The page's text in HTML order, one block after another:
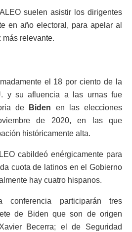
suelen asistir los dirigentes
en año electoral, para apelar al
más relevante.
el 18 por ciento de la
y su afluencia a las urnas fue
de
Biden en las elecciones
de 2020, en las que
históricamente alta.
cabildeó enérgicamente para
cuota de latinos en el Gobierno
hay cuatro hispanos.
participarán tres
de Biden que son de origen
Becerra; el de Seguridad